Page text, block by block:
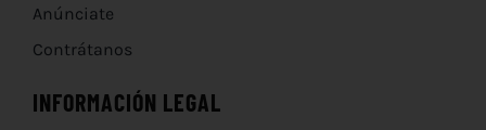
Anúnciate
Contrátanos
INFORMACIÓN LEGAL